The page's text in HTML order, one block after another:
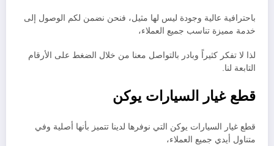
باحترافية عالية وجودة ليس لها مثيل، فنحن نضمن لكم الوصول إلى
خدمة مميزة تناسب جميع العملاء،
لذا لا تفكر كثيراً وبادر بالتواصل معنا من خلال الضغط على الأرقام
التابعة لنا.
قطع غيار السيارات يوكن
قطع غيار السيارات يوكن التي نوفرها لدينا تتميز بأنها أصلية وفي
متناول أيدي جميع العملاء،